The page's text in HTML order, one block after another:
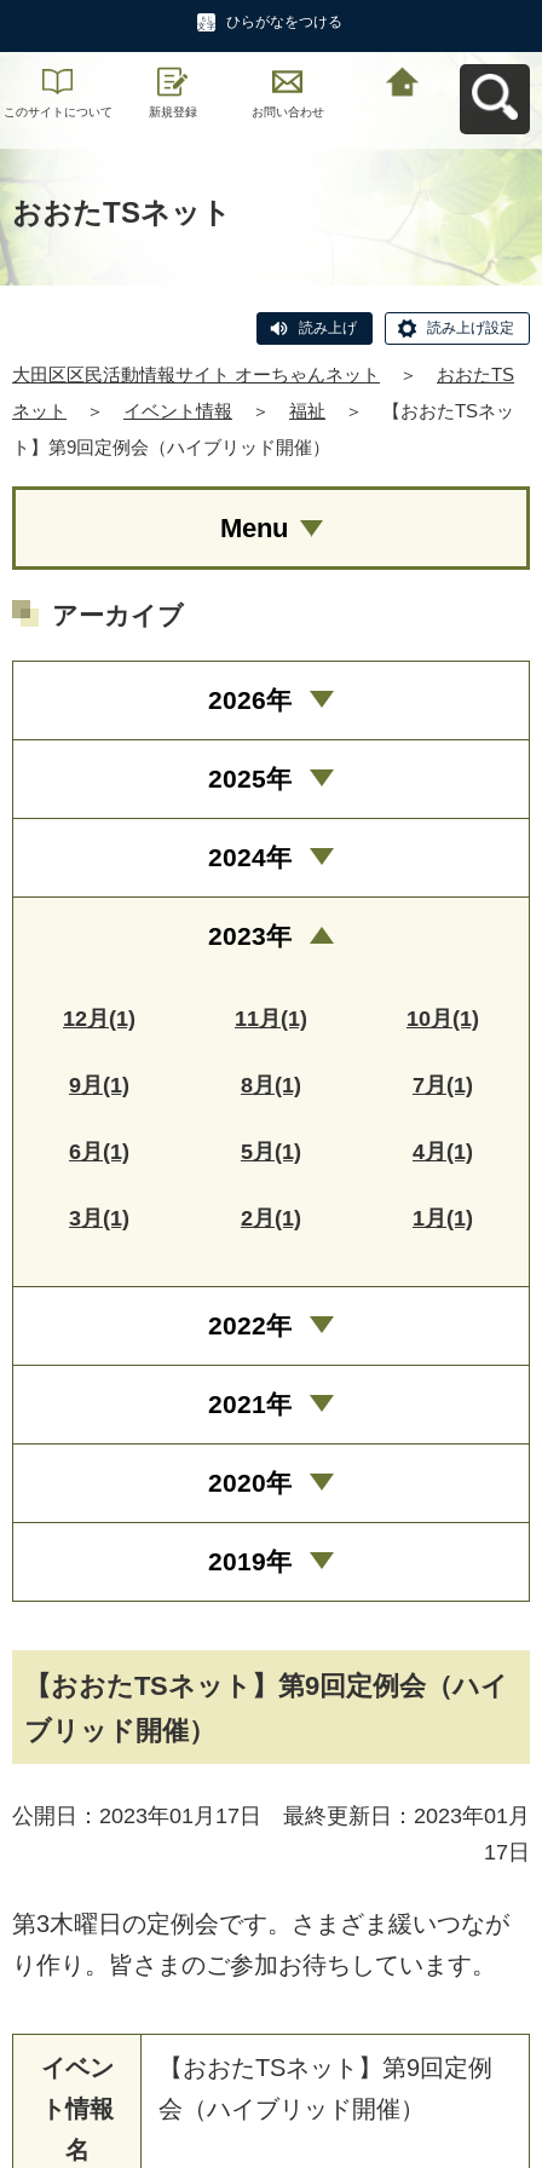
ひらがなをつける
このサイトについて 新規登録 お問い合わせ
おおたTSネット
読み上げ 読み上げ設定
大田区区民活動情報サイト オーちゃんネット ＞
おおたTS
ネット
＞ イベント情報 ＞ 福祉 ＞
【おおたTSネッ
ト】第9回定例会（ハイブリッド開催）
【おおたTSネット】第9回定例会（ハイ
ブリッド開催）
公開日：2023年01月17日 最終更新日：2023年01月
17日
第3木曜日の定例会です。さまざま緩いつなが
り作り。皆さまのご参加お待ちしています。
イベン
ト情報
名
【おおたTSネット】第9回定例
会（ハイブリッド開催）
Menu
アーカイブ
2026年
2025年
2024年
2023年
12月(1) 11月(1) 10月(1)
9月(1) 8月(1) 7月(1)
6月(1) 5月(1) 4月(1)
3月(1) 2月(1) 1月(1)
2022年
2021年
2020年
2019年